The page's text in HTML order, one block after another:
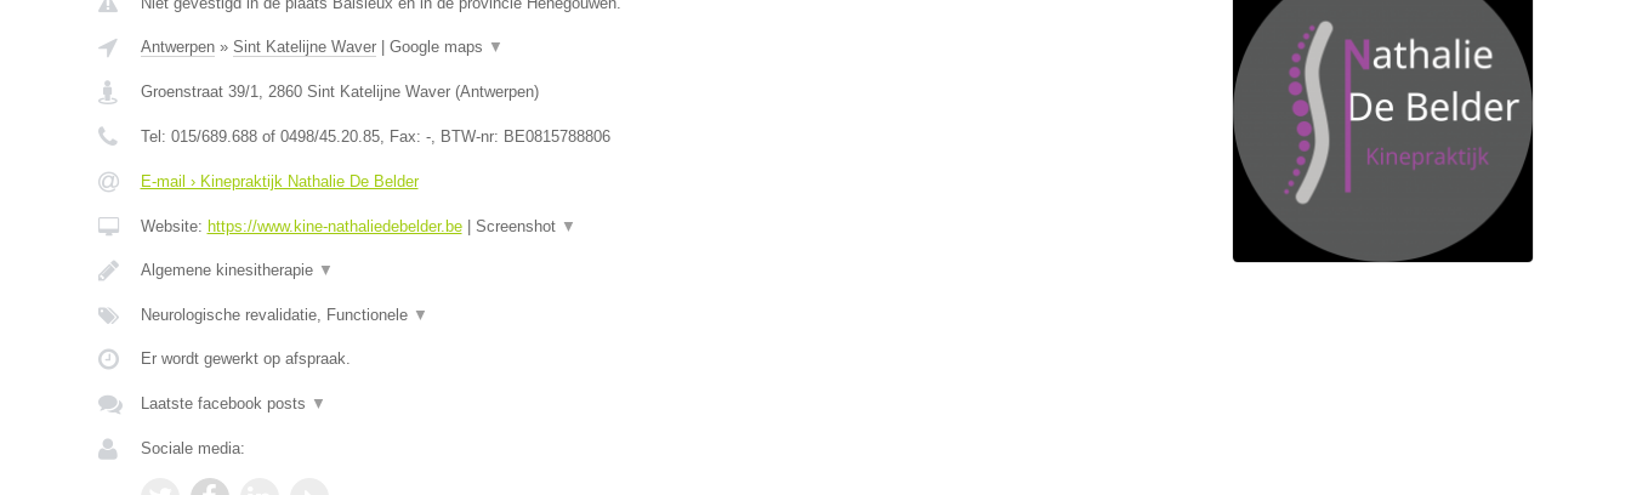
Antwerpen» Sint Katelijne Waver| Google maps ▼
Groenstraat 39/1, 2860 Sint Katelijne Waver(Antwerpen)
Tel: 015/689.688 of 0498/45.20.85, Fax: -, BTW-nr: BE0815788806
E-mail › Kinepraktijk Nathalie De Belder
Website: https://www.kine-nathaliedebelder.be| Screenshot ▼
Algemene kinesitherapie ▼
Neurologische revalidatie, Functionele ▼
Er wordt gewerkt op afspraak.
Laatste facebook posts ▼
Sociale media: